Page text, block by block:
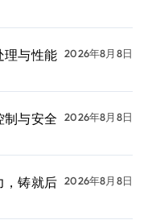
理与性能 2026年8月8日
制与安全
2026年8月8日
，铸就后 2026年8月8日